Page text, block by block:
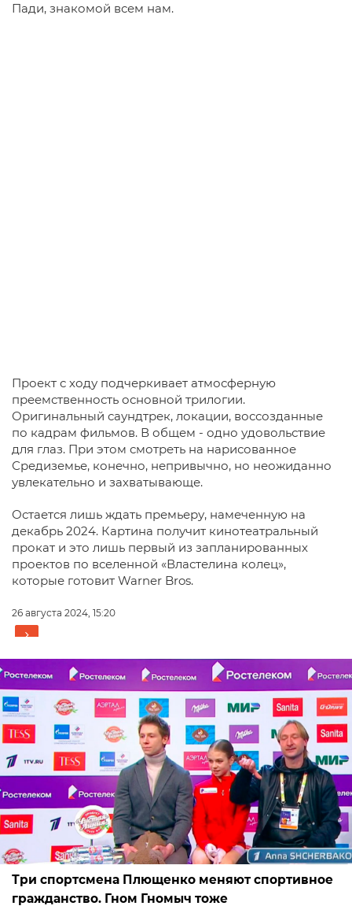
Пади, знакомой всем нам.
Проект с ходу подчеркивает атмосферную
преемственность основной трилогии.
Оригинальный саундтрек, локации, воссозданные
по кадрам фильмов. В общем - одно удовольствие
для глаз. При этом смотреть на нарисованное
Средиземье, конечно, непривычно, но неожиданно
увлекательно и захватывающе.
Остается лишь ждать премьеру, намеченную на
декабрь 2024. Картина получит кинотеатральный
прокат и это лишь первый из запланированных
проектов по вселенной «Властелина колец»,
которые готовит Warner Bros.
26 августа 2024, 15:20
Три спортсмена Плющенко меняют спортивное
гражданство. Гном Гномыч тоже